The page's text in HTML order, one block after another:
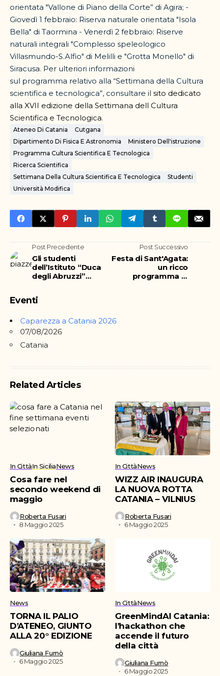
orientata "Vallone di Piano della Corte” di Agira; -
Giovedì 1 febbraio: Riserva naturale orientata "Isola
Bella" di Taormina - Venerdì 2 febbraio: Riserve
naturali integrali "Complesso speleologico
Villasmundo-S.Alfio" di Melilli e "Grotta Monello" di
Siracusa. Per ulteriori informazioni
sul programma relativo alla “Settimana della Cultura
scientifica e tecnologica”, consultare il sito dedicato
alla XVII edizione della Settimana dell Cultura
Scientifica e Tecnologica.
Ateneo Di Catania
Cutgana
Dipartimento Di Fisica E Astronomia
Ministero Dell'istruzione
Programma Cultura Scientifica E Tecnologica
Ricerca Scientifica
Settimana Della Cultura Scientifica E Tecnologica
Studenti
Università Modifica
Post Precedente
Gli studenti
dell’Istituto “Duca
degli Abruzzi”
Post Successivo
Festa di Sant'Agata:
un ricco
programma di
Eventi
Caparezza a Catania 2026
07/08/2026
Catania
Related Articles
In CittàIn SiciliaNews
Cosa fare nel
secondo weekend di
maggio
Roberta Fusari
8 Maggio 2025
In CittàNews
WIZZ AIR INAUGURA
LA NUOVA ROTTA
CATANIA – VILNIUS
Roberta Fusari
6 Maggio 2025
News
TORNA IL PALIO
D’ATENEO, GIUNTO
ALLA 20° EDIZIONE
Giuliana Furnò
6 Maggio 2025
In CittàNews
GreenMindAI Catania:
l’hackathon che
accende il futuro
della città
Giuliana Furnò
6 Maggio 2025